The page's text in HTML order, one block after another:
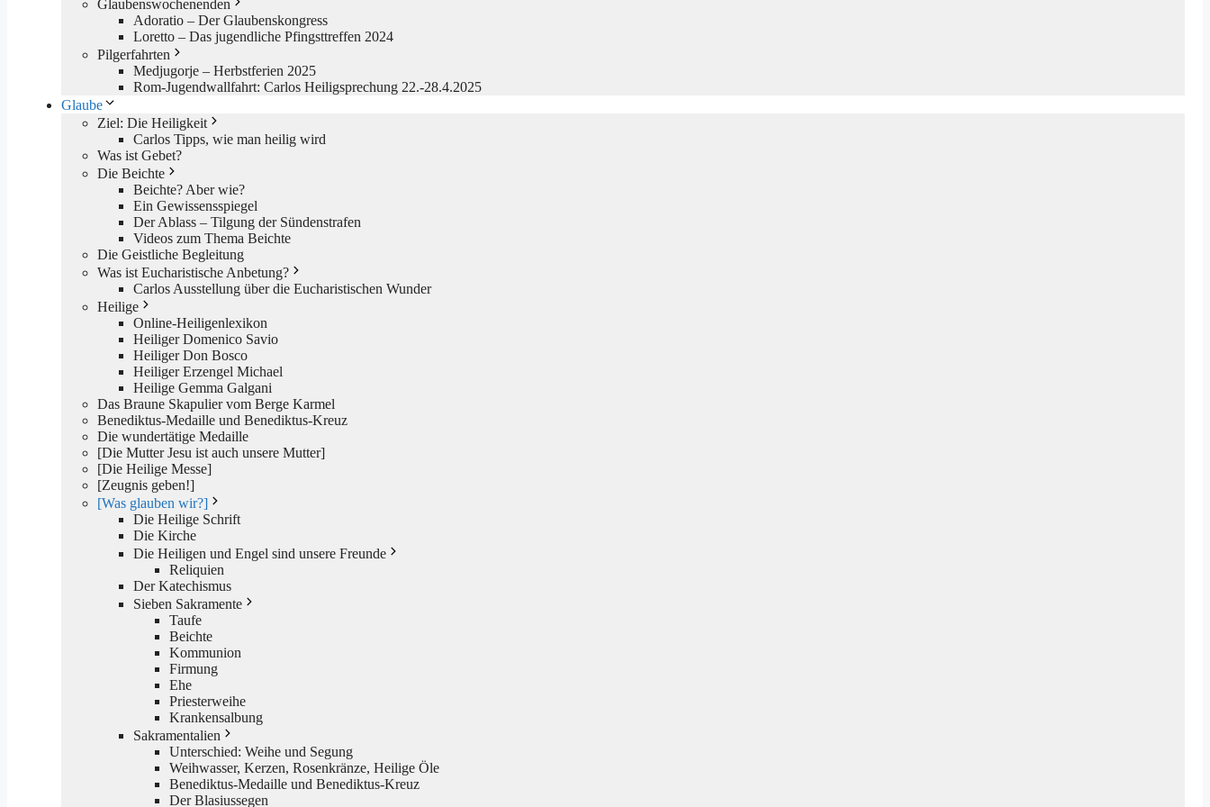
Glaubenswochenenden
Adoratio – Der Glaubenskongress
Loretto – Das jugendliche Pfingsttreffen 2024
Pilgerfahrten
Medjugorje – Herbstferien 2025
Rom-Jugendwallfahrt: Carlos Heiligsprechung 22.-28.4.2025
Glaube
Ziel: Die Heiligkeit
Carlos Tipps, wie man heilig wird
Was ist Gebet?
Die Beichte
Beichte? Aber wie?
Ein Gewissensspiegel
Der Ablass – Tilgung der Sündenstrafen
Videos zum Thema Beichte
Die Geistliche Begleitung
Was ist Eucharistische Anbetung?
Carlos Ausstellung über die Eucharistischen Wunder
Heilige
Online-Heiligenlexikon
Heiliger Domenico Savio
Heiliger Don Bosco
Heiliger Erzengel Michael
Heilige Gemma Galgani
Das Braune Skapulier vom Berge Karmel
Benediktus-Medaille und Benediktus-Kreuz
Die wundertätige Medaille
[Die Mutter Jesu ist auch unsere Mutter]
[Die Heilige Messe]
[Zeugnis geben!]
[Was glauben wir?]
Die Heilige Schrift
Die Kirche
Die Heiligen und Engel sind unsere Freunde
Reliquien
Der Katechismus
Sieben Sakramente
Taufe
Beichte
Kommunion
Firmung
Ehe
Priesterweihe
Krankensalbung
Sakramentalien
Unterschied: Weihe und Segung
Weihwasser, Kerzen, Rosenkränze, Heilige Öle
Benediktus-Medaille und Benediktus-Kreuz
Der Blasiussegen